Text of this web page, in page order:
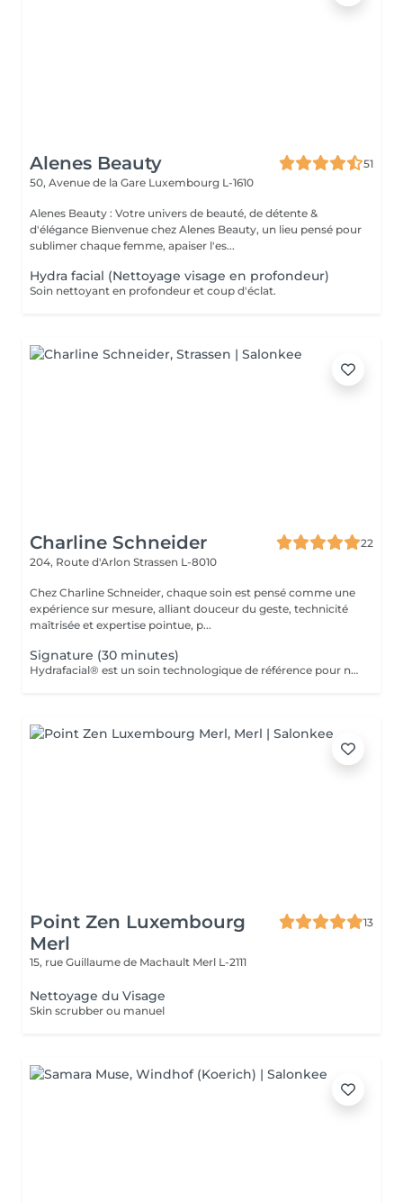
Alenes Beauty
51
50, Avenue de la Gare Luxembourg L-1610
Alenes Beauty : Votre univers de beauté, de détente &
d'élégance Bienvenue chez Alenes Beauty, un lieu pensé pour
sublimer chaque femme, apaiser l'es...
Hydra facial (Nettoyage visage en profondeur)
Soin nettoyant en profondeur et coup d'éclat.
Charline Schneider
22
204, Route d'Arlon Strassen L-8010
Chez Charline Schneider, chaque soin est pensé comme une
expérience sur mesure, alliant douceur du geste, technicité
maîtrisée et expertise pointue, p...
Signature (30 minutes)
Hydrafacial® est un soin technologique de référence pour nettoyer, purifier et hydrater la peau en profondeur. Son protocole exclusif repose sur 3 étapes essentielles : Nettoyer & exfolier Extraire & purifier Infuser & hydrater Résultat immédiat : une peau plus nette, plus lisse, plus lumineuse et durablement revitalisée. Ce soin n'est pas adapté aux femmes enceintes ou allaitantes, ainsi qu'aux personnes allergiques aux algues ou à l'aspirine.
Point Zen Luxembourg
Merl
13
15, rue Guillaume de Machault Merl L-2111
Nettoyage du Visage
Skin scrubber ou manuel